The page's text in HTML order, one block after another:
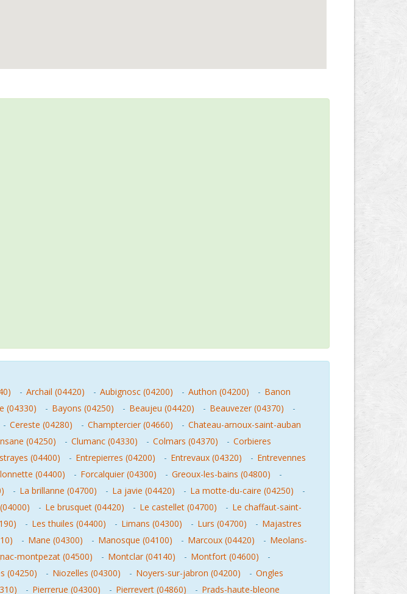
- Archail (04420) - Aubignosc (04200) - Authon (04200) - Banon
(04330) - Bayons (04250) - Beaujeu (04420) - Beauvezer (04370)
-
- Cereste (04280) - Champtercier (04660) - Chateau-arnoux-saint-auban
(04250) - Clumanc (04330) - Colmars (04370) - Corbieres
(04400) - Entrepierres (04200) - Entrevaux (04320) - Entrevennes
(04400) - Forcalquier (04300) - Greoux-les-bains (04800)
-
- La brillanne (04700) - La javie (04420) - La motte-du-caire (04250)
-
- Le brusquet (04420) - Le castellet (04700) - Le chaffaut-saint-
- Les thuiles (04400) - Limans (04300) - Lurs (04700) - Majastres
- Mane (04300) - Manosque (04100) - Marcoux (04420) - Meolans-
montpezat (04500) - Montclar (04140) - Montfort (04600)
-
(04250) - Niozelles (04300) - Noyers-sur-jabron (04200) - Ongles
- Pierrerue (04300) - Pierrevert (04860) - Prads-haute-bleone